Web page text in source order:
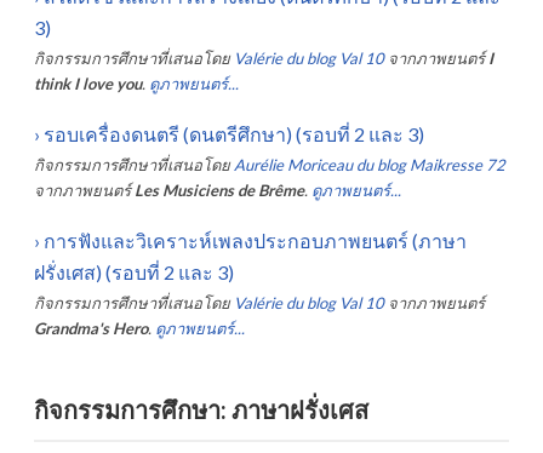
3)
กิจกรรมการศึกษาที่เสนอโดย Valérie du blog Val 10 จากภาพยนตร์ I
think I love you. ดูภาพยนตร์...
› รอบเครื่องดนตรี (ดนตรีศึกษา) (รอบที่ 2 และ 3)
กิจกรรมการศึกษาที่เสนอโดย Aurélie Moriceau du blog Maikresse 72
จากภาพยนตร์ Les Musiciens de Brême. ดูภาพยนตร์...
› การฟังและวิเคราะห์เพลงประกอบภาพยนตร์ (ภาษา
ฝรั่งเศส) (รอบที่ 2 และ 3)
กิจกรรมการศึกษาที่เสนอโดย Valérie du blog Val 10 จากภาพยนตร์
Grandma's Hero. ดูภาพยนตร์...
กิจกรรมการศึกษา: ภาษาฝรั่งเศส